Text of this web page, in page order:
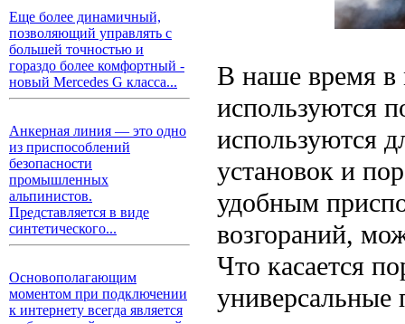
Еще более динамичный,
позволяющий управлять с
большей точностью и
гораздо более комфортный -
новый Mercedes G класса...
Анкерная линия — это одно
из приспособлений
безопасности
промышленных
альпинистов.
Представляется в виде
синтетического...
Основополагающим
моментом при подключении
к интернету всегда является
В наше время в
используются
используются
установок и
удобным
возгораний,
Что касается
универсальные